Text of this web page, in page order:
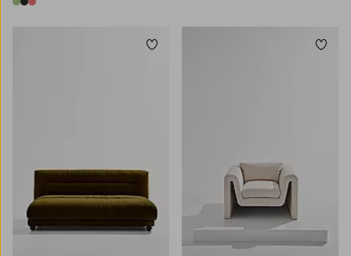
3 värejä
Lisää suosikkeihin Lisää